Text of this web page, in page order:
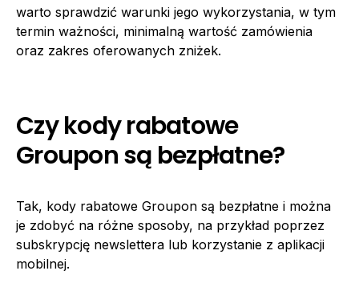
warto sprawdzić warunki jego wykorzystania, w tym
termin ważności, minimalną wartość zamówienia
oraz zakres oferowanych zniżek.
Czy kody rabatowe
Groupon są bezpłatne?
Tak, kody rabatowe Groupon są bezpłatne i można
je zdobyć na różne sposoby, na przykład poprzez
subskrypcję newslettera lub korzystanie z aplikacji
mobilnej.